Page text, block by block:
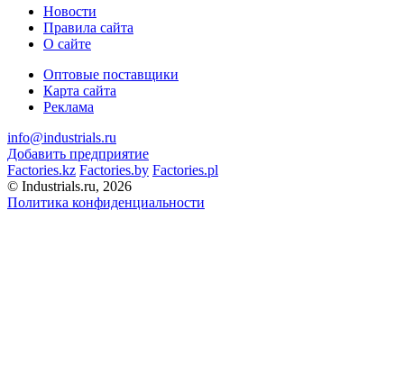
Новости
Правила сайта
О сайте
Оптовые поставщики
Карта сайта
Реклама
info@industrials.ru
Добавить предприятие
Factories.kz Factories.by Factories.pl
© Industrials.ru, 2026
Политика конфиденциальности